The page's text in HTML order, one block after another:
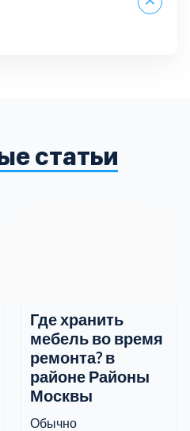
статьи
Где хранить
мебель во время
ремонта? в
районе Районы
Москвы
Обычно